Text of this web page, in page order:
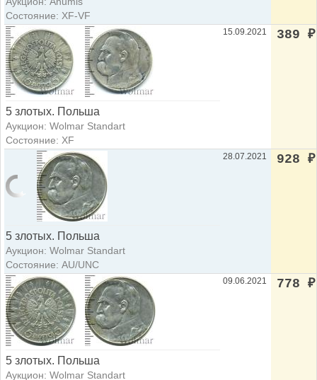
Состояние: XF-VF
5 злотых. Польша
Аукцион: Wolmar Standart
Состояние: XF
15.09.2021 389 ₽
5 злотых. Польша
Аукцион: Wolmar Standart
Состояние: AU/UNC
28.07.2021 928 ₽
5 злотых. Польша
Аукцион: Wolmar Standart
09.06.2021 778 ₽